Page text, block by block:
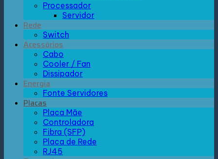
Processador
Servidor
Rede
Switch
Acessórios
Cabo
Cooler / Fan
Dissipador
Energia
Fonte Servidores
Placas
Placa Mãe
Controladora
Fibra (SFP)
Placa de Rede
RJ45